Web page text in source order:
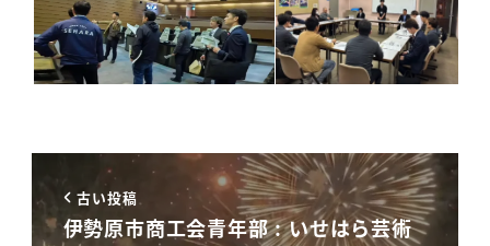
古い投稿
伊勢原市商工会青年部 : いせはら芸術